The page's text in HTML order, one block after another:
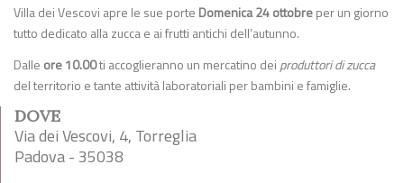
Villa dei Vescovi apre le sue porte Domenica 24 ottobreper un giorno
tutto dedicato alla zucca e ai frutti antichi dell’autunno.
Dalle ore 10.00ti accoglieranno un mercatino dei produttori di zucca
del territorio e tante attività laboratoriali per bambini e famiglie.
DOVE
Via dei Vescovi, 4, Torreglia
Padova - 35038